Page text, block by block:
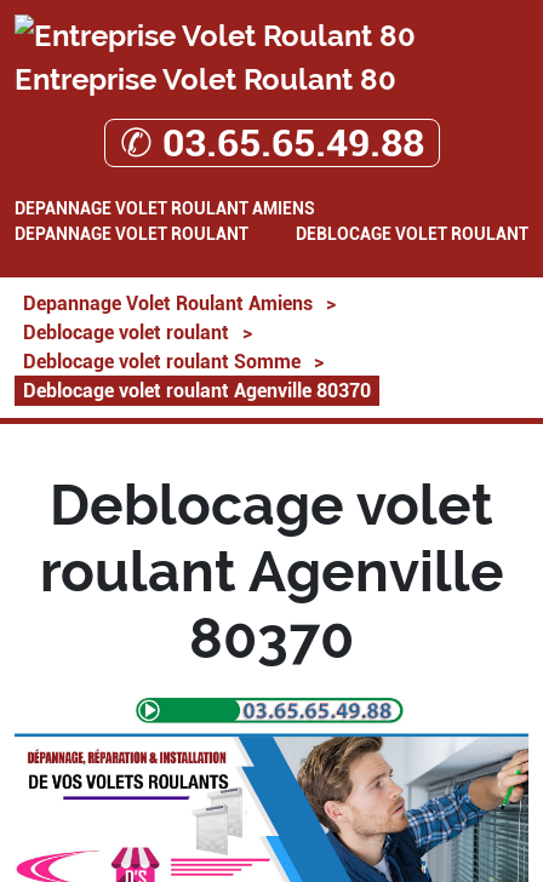
Entreprise Volet Roulant 80
✆ 03.65.65.49.88
DEPANNAGE VOLET ROULANT AMIENS
DEPANNAGE VOLET ROULANT
DEBLOCAGE VOLET ROULANT
Depannage Volet Roulant Amiens
>
Deblocage volet roulant
>
Deblocage volet roulant Somme
>
Deblocage volet roulant Agenville 80370
Deblocage volet
roulant Agenville
80370